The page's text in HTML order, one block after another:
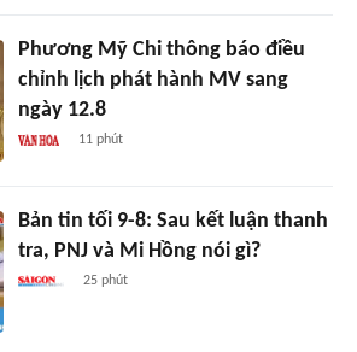
Phương Mỹ Chi thông báo điều
chỉnh lịch phát hành MV sang
ngày 12.8
11 phút
Bản tin tối 9-8: Sau kết luận thanh
tra, PNJ và Mi Hồng nói gì?
25 phút